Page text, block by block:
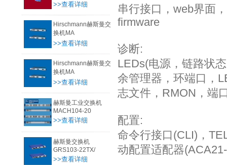
>>查看详细
Hirschmann赫斯曼交
换机MA
>>查看详细
Hirschmann赫斯曼交
换机MA
>>查看详细
赫斯曼工业交换机
MACH104-20
>>查看详细
赫斯曼交换机
GRS103-22TX/
>>查看详细
串行接口，web界面
firmware
诊断:
LEDs(电源，链路状
余管理器，环端口，
志文件，RMON，端
配置:
命令行接口(CLI)，
动配置适配器